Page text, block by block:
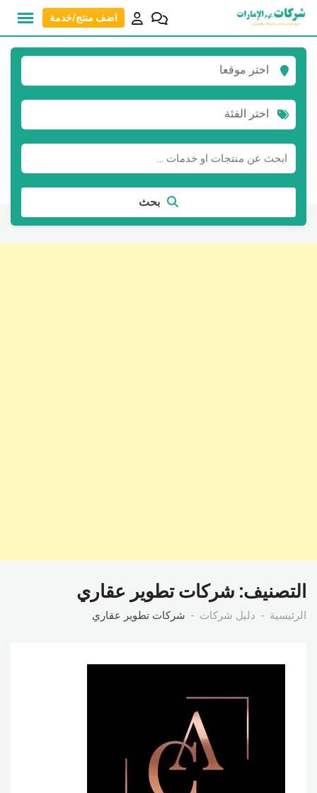
انتقل
المحتوى
اضف منتج/خدمة
اختر موقعا
اختر الفئة
بحث
التصنيف: شركات تطوير عقاري
الرئيسية دليل شركات شركات تطوير عقاري